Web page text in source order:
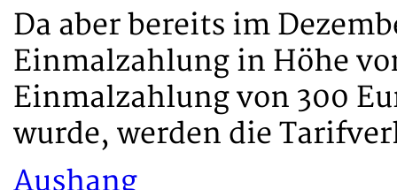
Da aber bereits im
Einmalzahlung in Höhe
Einmalzahlung von 300
wurde, werden die
Aushang